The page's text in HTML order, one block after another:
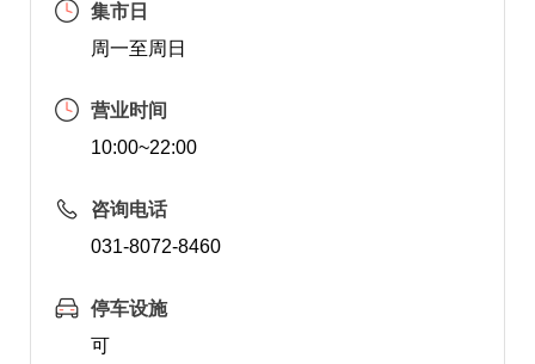
集市日
周一至周日
营业时间
10:00~22:00
咨询电话
031-8072-8460
停车设施
可